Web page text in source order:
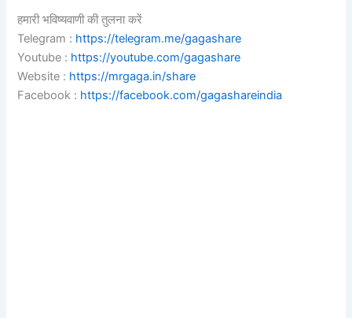
हमारी भविष्यवाणी की तुलना करें
Telegram : https://telegram.me/gagashare
Youtube : https://youtube.com/gagashare
Website : https://mrgaga.in/share
Facebook : https://facebook.com/gagashareindia